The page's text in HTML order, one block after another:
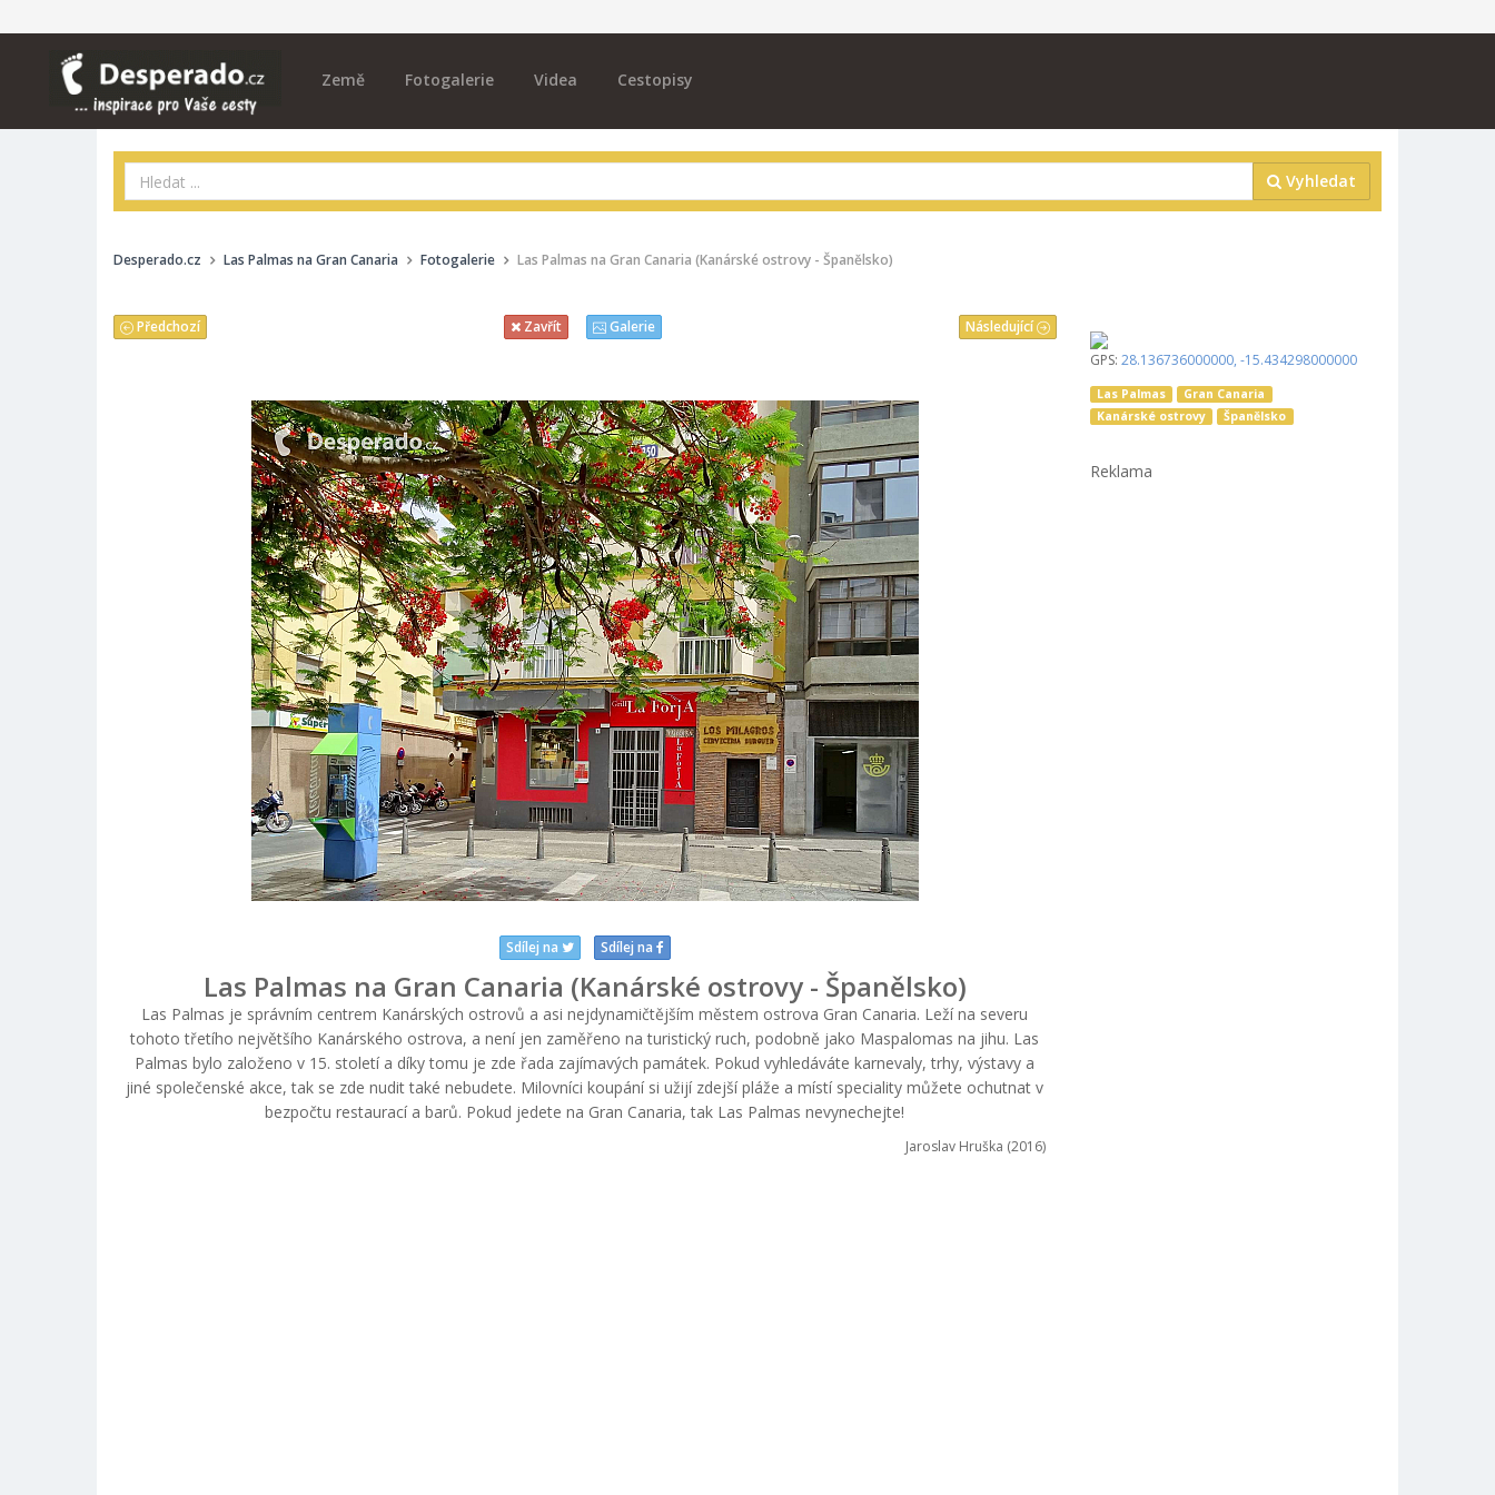
Země Fotogalerie Videa Cestopisy
Vyhledat
Desperado.cz Las Palmas na Gran Canaria Fotogalerie Las Palmas na Gran Canaria (Kanárské ostrovy - Španělsko)
Následující
Předchozí Zavřít Galerie
Sdílej na Sdílej na
Las Palmas na Gran Canaria (Kanárské ostrovy - Španělsko)
Las Palmas je správním centrem Kanárských ostrovů a asi nejdynamičtějším městem ostrova Gran Canaria. Leží na severu
tohoto třetího největšího Kanárského ostrova, a není jen zaměřeno na turistický ruch, podobně jako Maspalomas na jihu. Las
Palmas bylo založeno v 15. století a díky tomu je zde řada zajímavých památek. Pokud vyhledáváte karnevaly, trhy, výstavy a
jiné společenské akce, tak se zde nudit také nebudete. Milovníci koupání si užijí zdejší pláže a místí speciality můžete ochutnat v
bezpočtu restaurací a barů. Pokud jedete na Gran Canaria, tak Las Palmas nevynechejte!
Jaroslav Hruška (2016)
GPS: 28.136736000000, -15.434298000000
Las Palmas
Gran Canaria
Kanárské ostrovy
Španělsko
Reklama